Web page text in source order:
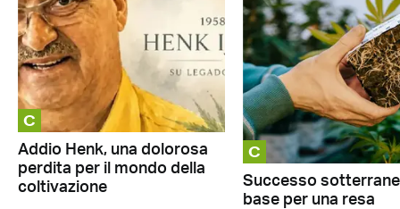
C
Addio Henk, una dolorosa
perdita per il mondo della
coltivazione
C
Successo
base per una resa